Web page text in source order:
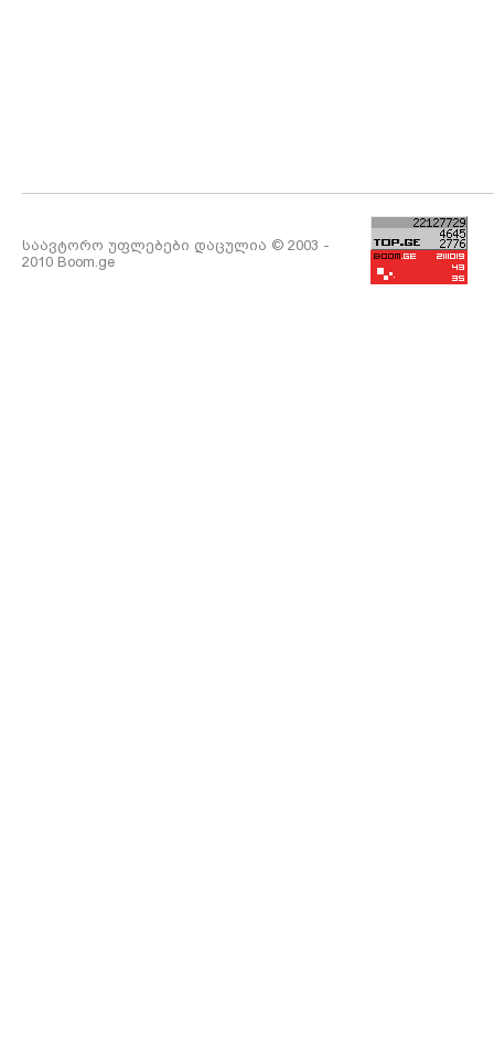
საავტორო უფლებები დაცულია © 2003 -
2010 Boom.ge